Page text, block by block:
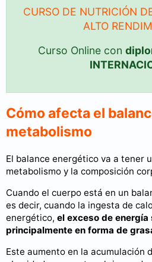
CURSO DE NUTRICIÓN
ALTO
Curso Online con
Cómo afecta el
metabolismo
El balance energético va a tener
metabolismo y la composición
Cuando el cuerpo está en un
es decir, cuando la ingesta de
energético, el exceso de energía
principalmente en forma de
Este aumento en la acumulación